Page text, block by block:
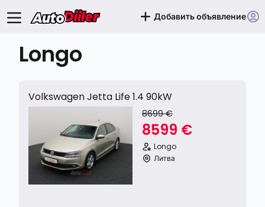
Добавить объявление
Longo
Volkswagen Jetta Life 1.4 90kW
8699 €
8599 €
Longo
Литва